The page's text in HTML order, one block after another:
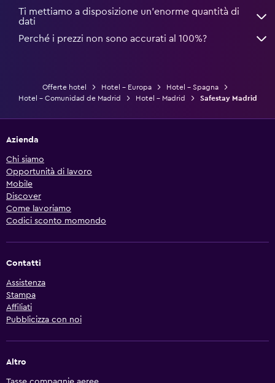
Ti mettiamo a disposizione un’enorme quantità di
dati
Perché i prezzi non sono accurati al 100%?
Offerte hotel Hotel - Europa
Hotel - Spagna
Hotel - Comunidad de Madrid
Hotel - Madrid Safestay Madrid
Azienda
Chi siamo
Opportunità di lavoro
Mobile
Discover
Come lavoriamo
Codici sconto momondo
Contatti
Assistenza
Stampa
Affiliati
Pubblicizza con noi
Altro